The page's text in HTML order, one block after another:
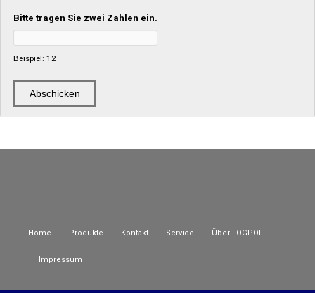
Bitte tragen Sie zwei Zahlen ein.
Beispiel: 12
Home Produkte Kontakt Service Über LOGPOL
Impressum